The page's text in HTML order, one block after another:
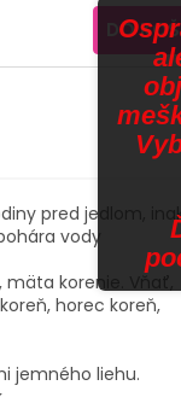
DO
pred jedlom, inak
vody
korenie. Vňať,
horec koreň,
jemného liehu.